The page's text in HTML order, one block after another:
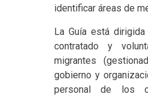
identificar áreas de
La Guía está
contratado y
migrantes
gobierno y
personal de los